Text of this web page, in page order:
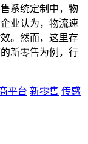
系统定制中，物
业认为，物流速
。然而，这里存
新零售为例，行
平台 新零售 传感